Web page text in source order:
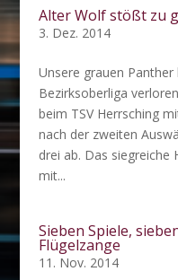
Alter Wolf stößt zu
3. Dez. 2014
Unsere grauen
Bezirksoberliga
beim TSV Herrsching
nach der zweiten
drei ab. Das siegreiche
mit...
Sieben Spiele,
Flügelzange
11. Nov. 2014